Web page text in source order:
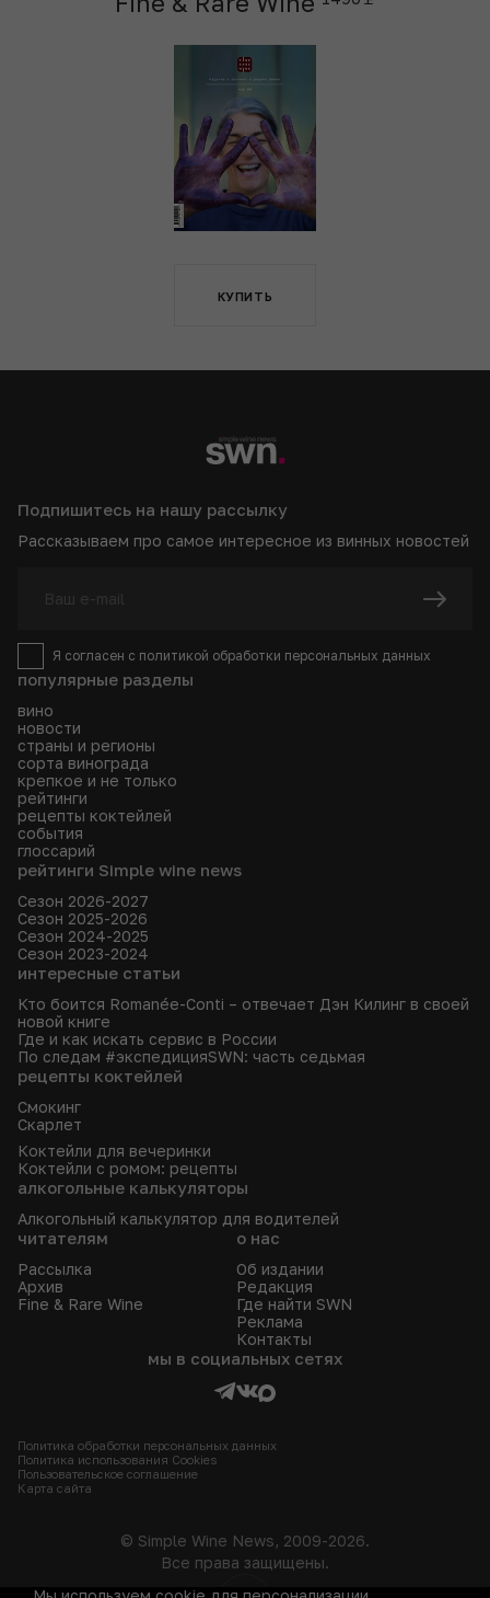
КУПИТЬ
популярные разделы
вино
новости
страны и регионы
сорта винограда
крепкое и не только
рейтинги
рецепты коктейлей
события
глоссарий
рейтинги Simple wine news
Сезон 2026-2027
Сезон 2025-2026
Сезон 2024-2025
Сезон 2023-2024
интересные статьи
Кто боится Romanée-Conti – отвечает Дэн Килинг в своей
новой книге
Где и как искать сервис в России
По следам #экспедицияSWN: часть седьмая
рецепты коктейлей
Смокинг
Скарлет
Коктейли для вечеринки
Коктейли с ромом: рецепты
алкогольные калькуляторы
Алкогольный калькулятор для водителей
читателям
Рассылка
Архив
Fine & Rare Wine
о нас
Об издании
Редакция
Где найти SWN
Реклама
Контакты
Подпишитесь на нашу рассылку
Рассказываем про самое интересное из винных новостей
Я согласен с политикой обработки персональных данных
мы в социальных сетях
Политика обработки персональных данных
Политика использования Сookies
Пользовательское соглашение
Карта сайта
© Simple Wine News, 2009-2026.
Все права защищены.